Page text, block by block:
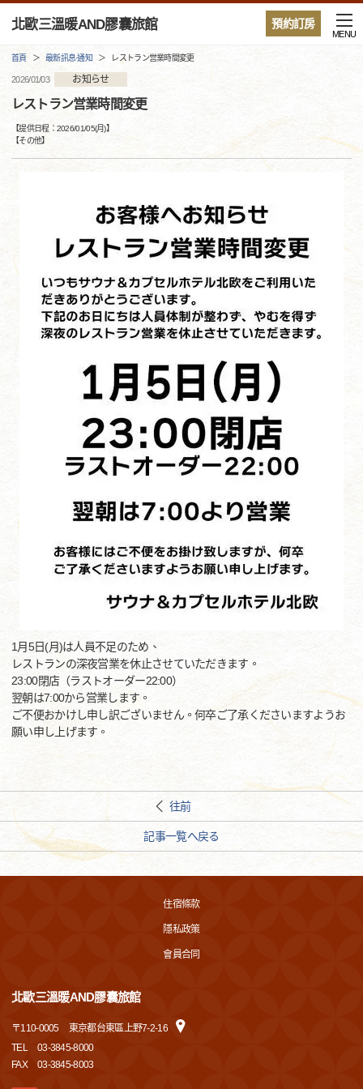
預約訂房
北歐三溫暖AND膠囊旅館
MENU
首頁 最新訊息·通知 レストラン営業時間変更
2026/01/03 お知らせ
レストラン営業時間変更
【提供日程：2026/01/05(月)】
【その他】
1月5日(月)は人員不足のため、
レストランの深夜営業を休止させていただきます。
23:00閉店（ラストオーダー22:00）
翌朝は7:00から営業します。
ご不便おかけし申し訳ございません。何卒ご了承くださいますようお
願い申し上げます。
往前
記事一覧へ戻る
住宿條款
隱私政策
會員合同
北歐三溫暖AND膠囊旅館
〒110-0005
東京都台東區上野7-2-16
TEL
03-3845-8000
FAX
03-3845-8003